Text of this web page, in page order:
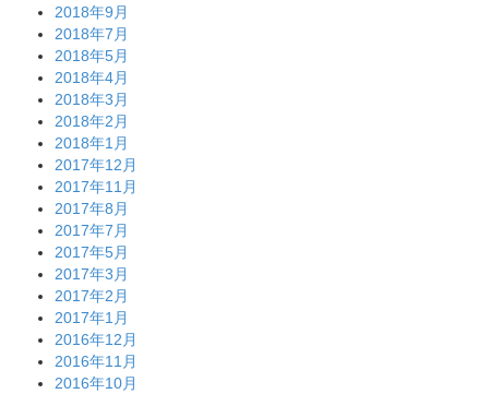
2018年9月
2018年7月
2018年5月
2018年4月
2018年3月
2018年2月
2018年1月
2017年12月
2017年11月
2017年8月
2017年7月
2017年5月
2017年3月
2017年2月
2017年1月
2016年12月
2016年11月
2016年10月